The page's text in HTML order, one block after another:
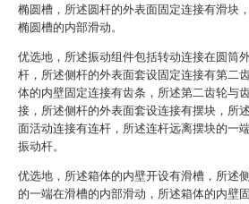
椭圆槽，所述圆杆的外表面固定连接有滑块
椭圆槽的内部滑动。
优选地，所述振动组件包括转动连接在圆筒
杆，所述侧杆的外表面套设固定连接有第二
体的内壁固定连接有齿条，所述第二齿轮与
接，所述侧杆的外表面套设连接有摆块，所
面活动连接有连杆，所述连杆远离摆块的一
振动杆。
优选地，所述箱体的内壁开设有滑槽，所述
的一端在滑槽的内部滑动，所述箱体的内壁